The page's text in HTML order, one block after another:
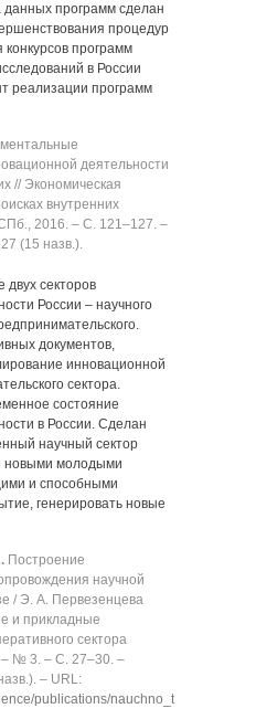
данных программ сделан
процедур
конкурсов программ
в России
реализации программ
деятельности
// Экономическая
внутренних
2016. ‒ C. 121‒127. ‒
(15 назв.).
двух секторов
России ‒ научного
документов,
инновационной
сектора.
состояние
в России. Сделан
научный сектор
новыми молодыми
и способными
генерировать новые
Построение
научной
/ Э. А. Первезенцева
и прикладные
сектора
‒ № 3. ‒ C. 27‒30. ‒
‒ URL:
publications/